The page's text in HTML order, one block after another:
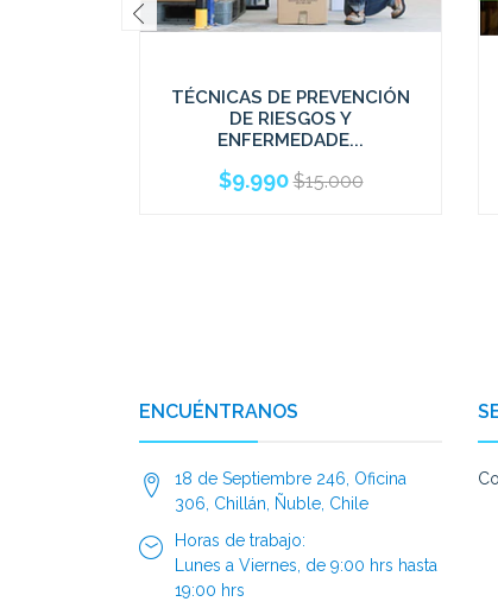
TÉCNICAS DE PREVENCIÓN
DE RIESGOS Y
ENFERMEDADE...
$9.990 $15.000
ENCUÉNTRANOS
18 de Septiembre 246, Oficina
306, Chillán, Ñuble, Chile
Horas de trabajo:
Lunes a Viernes, de 9:00 hrs hasta
19:00 hrs